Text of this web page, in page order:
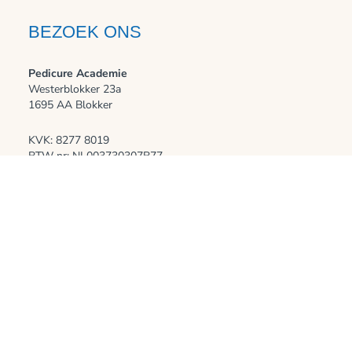
BEZOEK ONS
Pedicure Academie
Westerblokker 23a
1695 AA Blokker
KVK: 8277 8019
BTW nr: NL003730307B77